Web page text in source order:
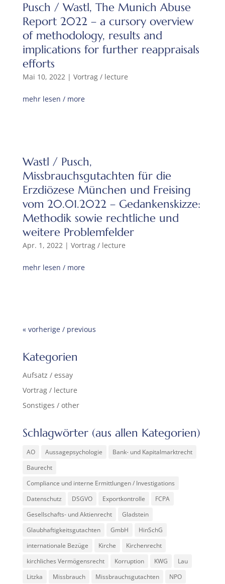
Pusch / Wastl, The Munich Abuse
Report 2022 – a cursory overview
of methodology, results and
implications for further reappraisals
efforts
Mai 10, 2022| Vortrag / lecture
mehr lesen / more
Wastl / Pusch,
Missbrauchsgutachten für die
Erzdiözese München und Freising
vom 20.01.2022 – Gedankenskizze:
Methodik sowie rechtliche und
weitere Problemfelder
Apr. 1, 2022| Vortrag / lecture
mehr lesen / more
« vorherige / previous
Kategorien
Aufsatz / essay
Vortrag / lecture
Sonstiges / other
Schlagwörter (aus allen Kategorien)
AO Aussagepsychologie
Bank- und Kapitalmarktrecht
Baurecht
Compliance und interne Ermittlungen / Investigations
Datenschutz
DSGVO Exportkontrolle
FCPA
Gesellschafts- und Aktienrecht
Gladstein
Glaubhaftigkeitsgutachten
GmbH
HinSchG
internationale Bezüge
Kirche
Kirchenrecht
kirchliches Vermögensrecht
Korruption KWG
Lau
Litzka
Missbrauch Missbrauchsgutachten NPO